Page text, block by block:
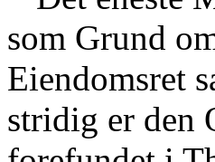
som Grund
Eiendomsret
stridig er den